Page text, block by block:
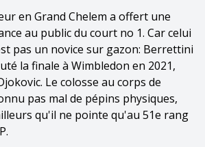
en Grand Chelem a offert une
au public du court no 1. Car celui
pas un novice sur gazon: Berrettini
la finale à Wimbledon en 2021,
Le colosse au corps de
pas mal de pépins physiques,
qu'il ne pointe qu'au 51e rang